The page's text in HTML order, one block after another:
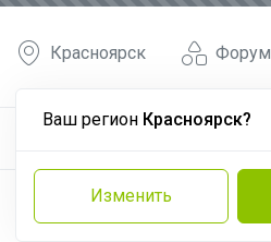
Форум
Красноярск
Ваш регион Красноярск?
Изменить